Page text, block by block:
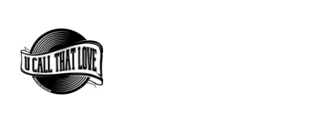
treści